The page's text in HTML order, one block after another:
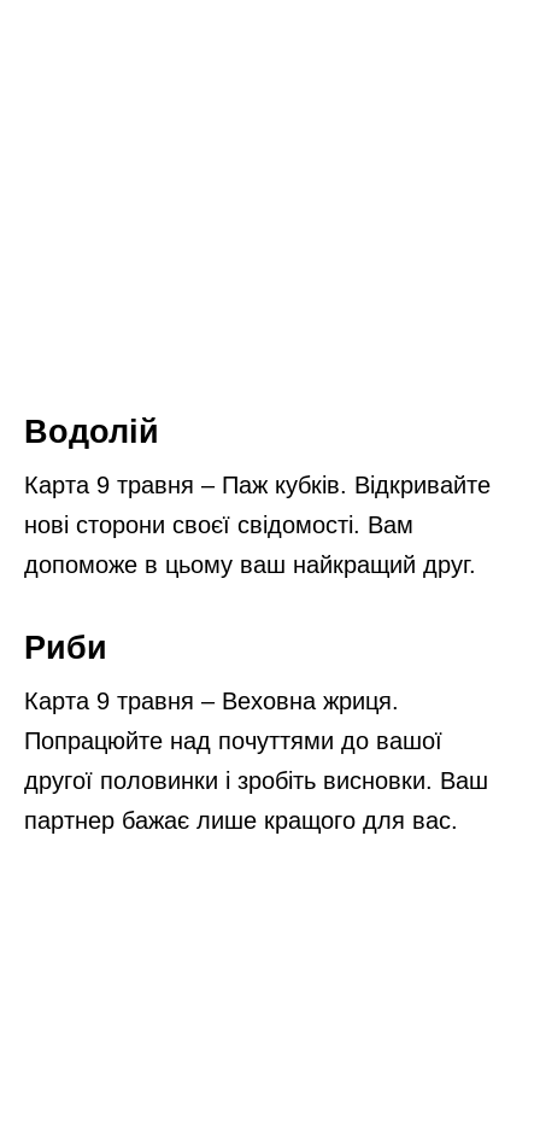
Водолій
Карта 9 травня – Паж кубків. Відкривайте
нові сторони своєї свідомості. Вам
допоможе в цьому ваш найкращий друг.
Риби
Карта 9 травня – Веховна жриця.
Попрацюйте над почуттями до вашої
другої половинки і зробіть висновки. Ваш
партнер бажає лише кращого для вас.